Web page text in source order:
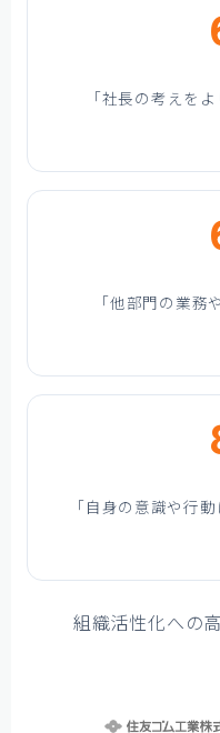
「社長の考えを
「他部門の業務
「自身の意識や行
組織活性化への